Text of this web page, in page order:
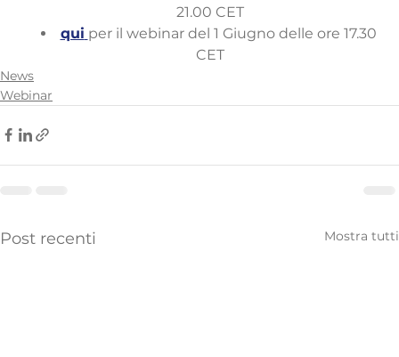
21.00 CET
qui per il webinar del 1 Giugno delle ore 17.30
CET
News
Webinar
Post recenti Mostra tutti